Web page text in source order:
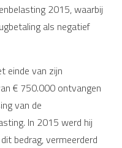
2015, waarbij
als negatief
einde van zijn
€ 750.000 ontvangen
van de
In 2015 werd hij
bedrag, vermeerderd